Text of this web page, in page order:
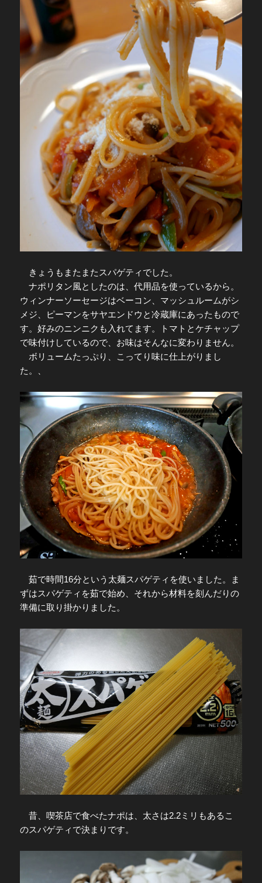
きょうもまたまたスパゲティでした。
ナポリタン風としたのは、代用品を使っているから。
ウィンナーソーセージはベーコン、マッシュルームがシ
メジ、ピーマンをサヤエンドウと冷蔵庫にあったもので
す。好みのニンニクも入れてます。トマトとケチャップ
で味付けしているので、お味はそんなに変わりません。
ボリュームたっぷり、こってり味に仕上がりまし
た。、
茹で時間16分という太麺スパゲティを使いました。ま
ずはスパゲティを茹で始め、それから材料を刻んだりの
準備に取り掛かりました。
昔、喫茶店で食べたナポは、太さは2.2ミリもあるこ
のスパゲティで決まりです。